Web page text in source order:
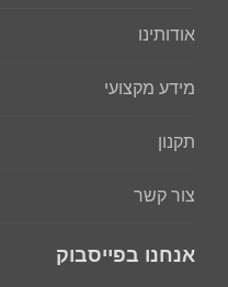
אודותינו
מידע מקצועי
תקנון
צור קשר
אנחנו בפייסבוק